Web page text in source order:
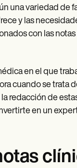
una variedad
y las
con las
en el que
cuando se trata
redacción de
en un